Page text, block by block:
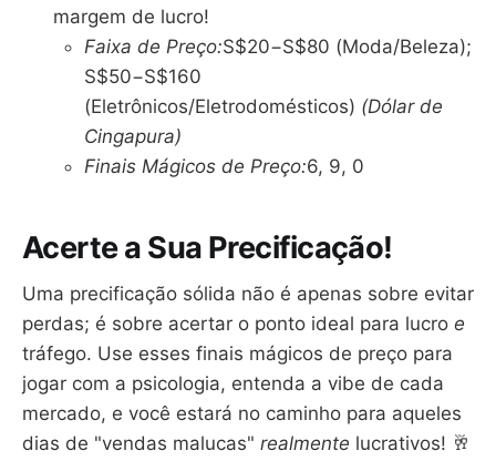
margem de lucro!
Faixa de Preço:S$20−S$80 (Moda/Beleza);
S$50−S$160
(Eletrônicos/Eletrodomésticos) (Dólar de
Cingapura)
Finais Mágicos de Preço:6, 9, 0
Acerte a Sua Precificação!
Uma precificação sólida não é apenas sobre evitar
perdas; é sobre acertar o ponto ideal para lucro e
tráfego. Use esses finais mágicos de preço para
jogar com a psicologia, entenda a vibe de cada
mercado, e você estará no caminho para aqueles
dias de "vendas malucas" realmente lucrativos! 🥂